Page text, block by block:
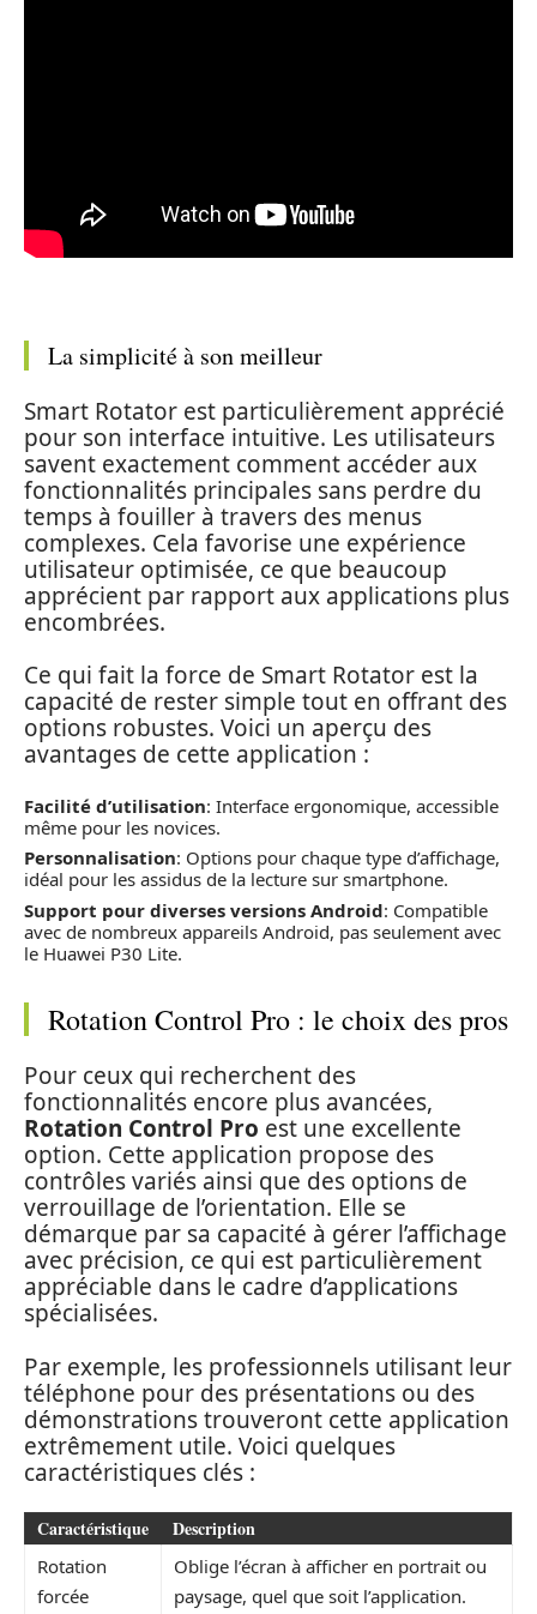
La simplicité à son meilleur
Smart Rotator est particulièrement apprécié
pour son interface intuitive. Les utilisateurs
savent exactement comment accéder aux
fonctionnalités principales sans perdre du
temps à fouiller à travers des menus
complexes. Cela favorise une expérience
utilisateur optimisée, ce que beaucoup
apprécient par rapport aux applications plus
encombrées.
Ce qui fait la force de Smart Rotator est la
capacité de rester simple tout en offrant des
options robustes. Voici un aperçu des
avantages de cette application :
Facilité d’utilisation: Interface ergonomique, accessible
même pour les novices.
Personnalisation: Options pour chaque type d’affichage,
idéal pour les assidus de la lecture sur smartphone.
Support pour diverses versions Android: Compatible
avec de nombreux appareils Android, pas seulement avec
le Huawei P30 Lite.
Rotation Control Pro : le choix des pros
Pour ceux qui recherchent des
fonctionnalités encore plus avancées,
Rotation Control Pro est une excellente
option. Cette application propose des
contrôles variés ainsi que des options de
verrouillage de l’orientation. Elle se
démarque par sa capacité à gérer l’affichage
avec précision, ce qui est particulièrement
appréciable dans le cadre d’applications
spécialisées.
Par exemple, les professionnels utilisant leur
téléphone pour des présentations ou des
démonstrations trouveront cette application
extrêmement utile. Voici quelques
caractéristiques clés :
Caractéristique Description
Rotation
forcée
Oblige l’écran à afficher en portrait ou
paysage, quel que soit l’application.